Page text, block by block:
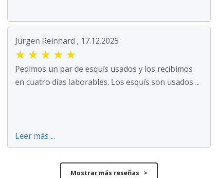
Jürgen Reinhard , 17.12.2025
★ ★ ★ ★ ★
Pedimos un par de esquís usados y los recibimos
en cuatro días laborables. Los esquís son usados ...
Leer más ...
Mostrar más reseñas >